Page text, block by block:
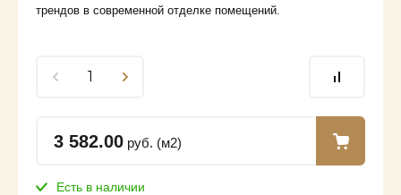
трендов в современной отделке помещений.
3 582.00 руб. (м2)
Есть в наличии